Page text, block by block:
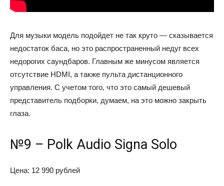
Для музыки модель подойдет не так круто — сказывается
недостаток баса, но это распространенный недуг всех
недорогих саундбаров. Главным же минусом является
отсутствие HDMI, а также пульта дистанционного
управления. С учетом того, что это самый дешевый
представитель подборки, думаем, на это можно закрыть
глаза.
№9 – Polk Audio Signa Solo
Цена: 12 990 рублей